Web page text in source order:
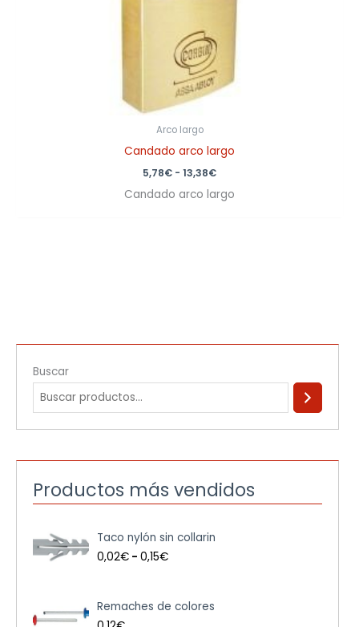
Buscar
Productos más vendidos
Taco nylón sin collarin
0,02€ - 0,15€
a
n
d
Remaches de colores
Arco largo
Candado arco largo
5,78€ - 13,38€
Candado arco largo